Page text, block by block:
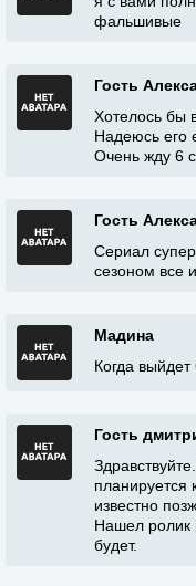
фальшивые
Гость
Хотелось бы
Надеюсь его
Очень жду 6
Гость
Сериал
сезоном все
Мадина
Когда выйдет
Гость
планируется
известно
Нашел ролик
будет.